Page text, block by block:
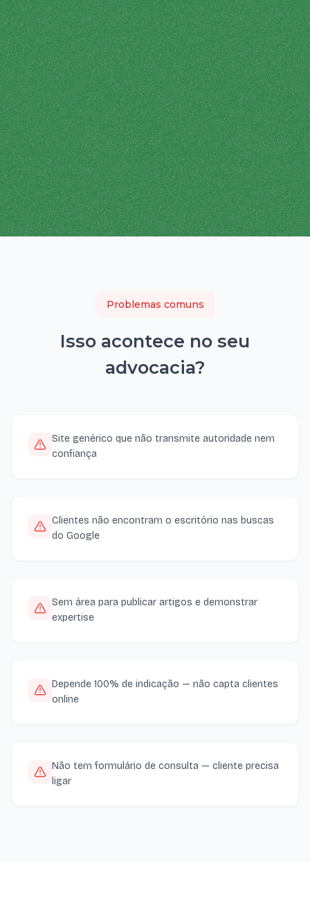
Problemas comuns
Isso acontece no seu
advocacia?
Site genérico que não transmite autoridade nem
confiança
Clientes não encontram o escritório nas buscas
do Google
Sem área para publicar artigos e demonstrar
expertise
Depende 100% de indicação — não capta clientes
online
Não tem formulário de consulta — cliente precisa
ligar